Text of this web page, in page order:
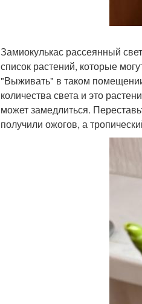
Замиокулькас рассеянный
список растений, которые
"Выживать" в таком
количества света и это
может замедлиться.
получили ожогов, а